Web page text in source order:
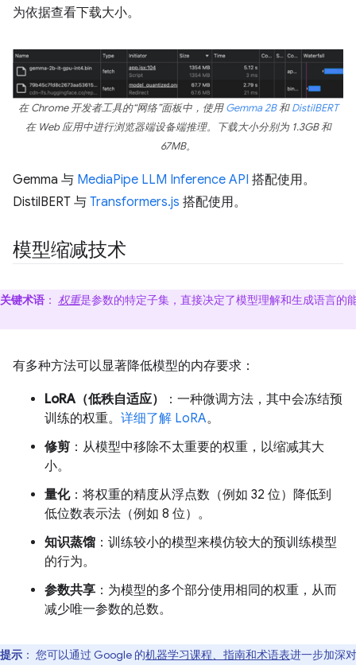
为依据查看下载大小。
在 Chrome 开发者工具的“网络”面板中，使用Gemma 2B和DistilBERT
在 Web 应用中进行浏览器端设备端推理。下载大小分别为 1.3GB 和
67MB。
Gemma 与 MediaPipe LLM Inference API 搭配使用。
DistilBERT 与 Transformers.js 搭配使用。
模型缩减技术
关键术语 ： 权重是参数的特定子集，直接决定了模型理解和生成语言的
有多种方法可以显著降低模型的内存要求：
LoRA（低秩自适应）
：一种微调方法，其中会冻结预
训练的权重。 详细了解 LoRA。
修剪 ：从模型中移除不太重要的权重，以缩减其大
小。
量化：将权重的精度从浮点数（例如 32 位）降低到
低位数表示法（例如 8 位）。
知识蒸馏 ：训练较小的模型来模仿较大的预训练模型
的行为。
参数共享 ：为模型的多个部分使用相同的权重，从而
减少唯一参数的总数。
提示 ： 您可以通过 Google 的机器学习课程、指南和术语表进一步加深